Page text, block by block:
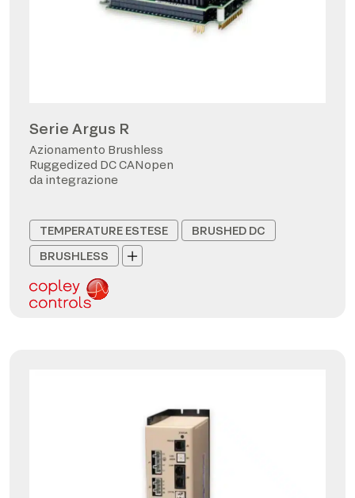
Serie Argus R
Azionamento Brushless
Ruggedized DC CANopen
da integrazione
TEMPERATURE ESTESE
BRUSHED DC
BRUSHLESS